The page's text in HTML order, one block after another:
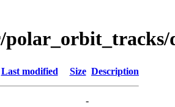
Last modified Size Description
-